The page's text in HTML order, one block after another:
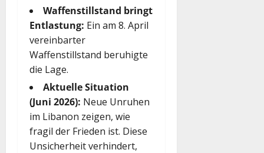
Waffenstillstand bringt
Entlastung: Ein am 8. April
vereinbarter
Waffenstillstand beruhigte
die Lage.
Aktuelle Situation
(Juni 2026): Neue Unruhen
im Libanon zeigen, wie
fragil der Frieden ist. Diese
Unsicherheit verhindert,